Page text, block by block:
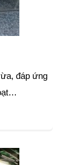
đáp ứng